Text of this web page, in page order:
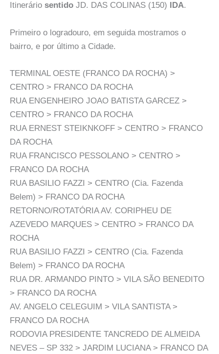
Itinerário sentido JD. DAS COLINAS (150) IDA.
Primeiro o logradouro, em seguida mostramos o
bairro, e por último a Cidade.
TERMINAL OESTE (FRANCO DA ROCHA) >
CENTRO > FRANCO DA ROCHA
RUA ENGENHEIRO JOAO BATISTA GARCEZ >
CENTRO > FRANCO DA ROCHA
RUA ERNEST STEIKNKOFF > CENTRO > FRANCO
DA ROCHA
RUA FRANCISCO PESSOLANO > CENTRO >
FRANCO DA ROCHA
RUA BASILIO FAZZI > CENTRO (Cia. Fazenda
Belem) > FRANCO DA ROCHA
RETORNO/ROTATÓRIA AV. CORIPHEU DE
AZEVEDO MARQUES > CENTRO > FRANCO DA
ROCHA
RUA BASILIO FAZZI > CENTRO (Cia. Fazenda
Belem) > FRANCO DA ROCHA
RUA DR. ARMANDO PINTO > VILA SÃO BENEDITO
> FRANCO DA ROCHA
AV. ANGELO CELEGUIM > VILA SANTISTA >
FRANCO DA ROCHA
RODOVIA PRESIDENTE TANCREDO DE ALMEIDA
NEVES – SP 332 > JARDIM LUCIANA > FRANCO DA